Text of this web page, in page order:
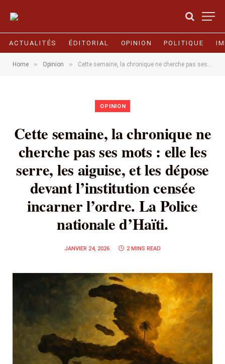
ACTUALITÉS ÉDITORIAL OPINION POLITIQUE
Home » Opinion » Cette semaine, la chronique ne cherche pas ses mots : elle les serre, les aiguise, et les dépose devant l’institution censée incarner l’ordre. La Police nationale d’Haïti.
OPINION
Cette semaine, la chronique ne
cherche pas ses mots : elle les
serre, les aiguise, et les dépose
devant l’institution censée
incarner l’ordre. La Police
nationale d’Haïti.
JANVIER 24, 2026 2 MINS READ